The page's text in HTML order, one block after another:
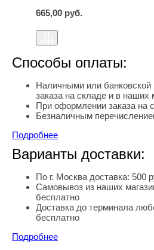
665,00 руб.
Способы оплаты:
Наличными или банковской
заказа на складе и в наших
При оформлении заказа на
Безналичным
Подробнее
Варианты доставки:
По г. Москва доставка: 500
Самовывоз из наших
бесплатно
Доставка до терминала
бесплатно
Подробнее